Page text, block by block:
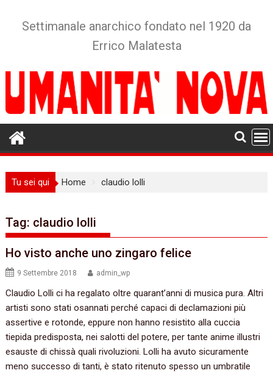
Settimanale anarchico fondato nel 1920 da
Errico Malatesta
Tu sei qui Home claudio lolli
Tag: claudio lolli
Ho visto anche uno zingaro felice
9 Settembre 2018 admin_wp
Claudio Lolli ci ha regalato oltre quarant’anni di musica pura. Altri
artisti sono stati osannati perché capaci di declamazioni più
assertive e rotonde, eppure non hanno resistito alla cuccia
tiepida predisposta, nei salotti del potere, per tante anime illustri
esauste di chissà quali rivoluzioni. Lolli ha avuto sicuramente
meno successo di tanti, è stato ritenuto spesso un umbratile